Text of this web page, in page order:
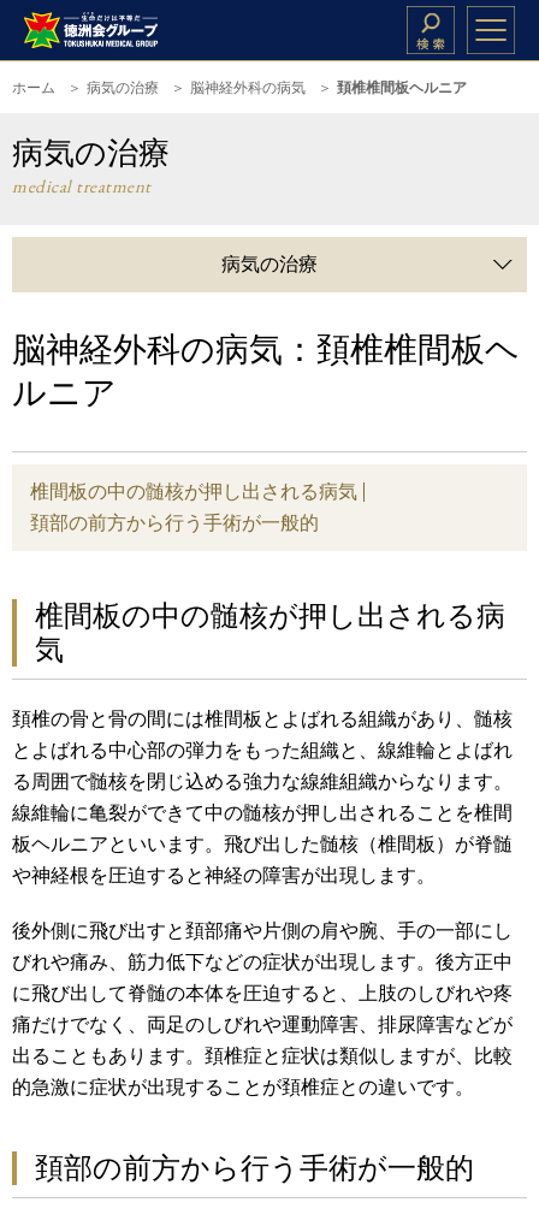
ホーム 病気の治療 脳神経外科の病気 頚椎椎間板ヘルニア
病気の治療
medical treatment
病気の治療
脳神経外科の病気：頚椎椎間板ヘ
ルニア
椎間板の中の髄核が押し出される病気
頚部の前方から行う手術が一般的
椎間板の中の髄核が押し出される病
気
頚椎の骨と骨の間には椎間板とよばれる組織があり、髄核
とよばれる中心部の弾力をもった組織と、線維輪とよばれ
る周囲で髄核を閉じ込める強力な線維組織からなります。
線維輪に亀裂ができて中の髄核が押し出されることを椎間
板ヘルニアといいます。飛び出した髄核（椎間板）が脊髄
や神経根を圧迫すると神経の障害が出現します。
後外側に飛び出すと頚部痛や片側の肩や腕、手の一部にし
びれや痛み、筋力低下などの症状が出現します。後方正中
に飛び出して脊髄の本体を圧迫すると、上肢のしびれや疼
痛だけでなく、両足のしびれや運動障害、排尿障害などが
出ることもあります。頚椎症と症状は類似しますが、比較
的急激に症状が出現することが頚椎症との違いです。
頚部の前方から行う手術が一般的